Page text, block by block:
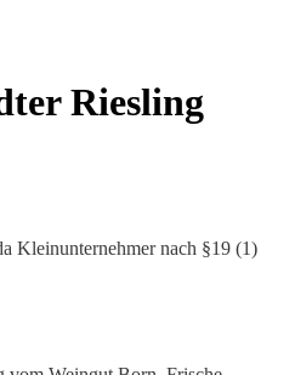
Riesling
Kleinunternehmer nach §19 (1)